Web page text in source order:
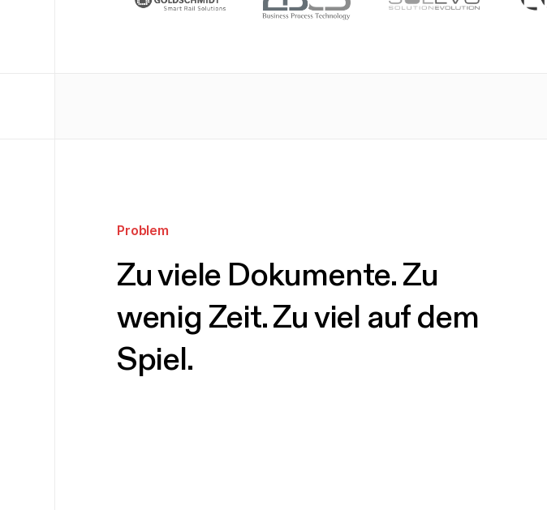
Problem
Zu viele Dokumente. Zu
wenig Zeit. Zu viel auf dem
Spiel.